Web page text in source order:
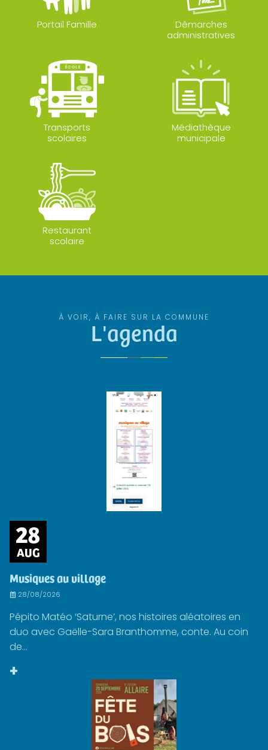
Portail Famille
Démarches
administratives
Transports
scolaires
Médiathèque
municipale
Restaurant
scolaire
À VOIR, À FAIRE SUR LA COMMUNE
L'agenda
28
AUG
Musiques au village
28/08/2026
Pépito Matéo ‘Saturne’, nos histoires aléatoires en
duo avec Gaëlle-Sara Branthomme, conte. Au coin
de...
+